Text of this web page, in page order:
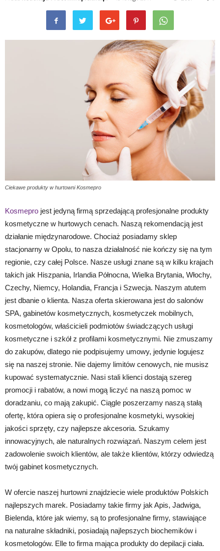
Ciekawe produkty w hurtowni Kosmepro
Kosmepro jest jedyną firmą sprzedającą profesjonalne produkty
kosmetyczne w hurtowych cenach. Naszą rekomendacją jest
działanie międzynarodowe. Chociaż posiadamy sklep
stacjonarny w Opolu, to nasza działalność nie kończy się na tym
regionie, czy całej Polsce. Nasze usługi znane są w kilku krajach
takich jak Hiszpania, Irlandia Północna, Wielka Brytania, Włochy,
Czechy, Niemcy, Holandia, Francja i Szwecja. Naszym atutem
jest dbanie o klienta. Nasza oferta skierowana jest do salonów
SPA, gabinetów kosmetycznych, kosmetyczek mobilnych,
kosmetologów, właścicieli podmiotów świadczących usługi
kosmetyczne i szkół z profilami kosmetycznymi. Nie zmuszamy
do zakupów, dlatego nie podpisujemy umowy, jedynie logujesz
się na naszej stronie. Nie dajemy limitów cenowych, nie musisz
kupować systematycznie. Nasi stali klienci dostają szereg
promocji i rabatów, a nowi mogą liczyć na naszą pomoc w
doradzaniu, co mają zakupić. Ciągle poszerzamy naszą stałą
ofertę, która opiera się o profesjonalne kosmetyki, wysokiej
jakości sprzęty, czy najlepsze akcesoria. Szukamy
innowacyjnych, ale naturalnych rozwiązań. Naszym celem jest
zadowolenie swoich klientów, ale także klientów, którzy odwiedzą
twój gabinet kosmetycznych.
W ofercie naszej hurtowni znajdziecie wiele produktów Polskich
najlepszych marek. Posiadamy takie firmy jak Apis, Jadwiga,
Bielenda, które jak wiemy, są to profesjonalne firmy, stawiające
na naturalne składniki, posiadają najlepszych biochemików i
kosmetologów. Elle to firma mająca produkty do depilacji ciała.